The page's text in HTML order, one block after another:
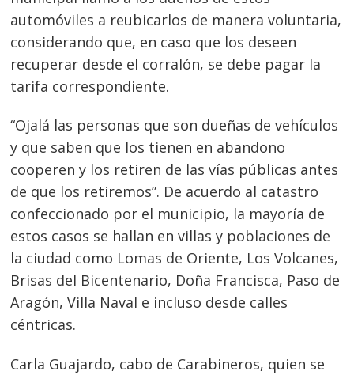
automóviles a reubicarlos de manera voluntaria,
considerando que, en caso que los deseen
recuperar desde el corralón, se debe pagar la
tarifa correspondiente.
“Ojalá las personas que son dueñas de vehículos
y que saben que los tienen en abandono
cooperen y los retiren de las vías públicas antes
de que los retiremos”. De acuerdo al catastro
confeccionado por el municipio, la mayoría de
estos casos se hallan en villas y poblaciones de
la ciudad como Lomas de Oriente, Los Volcanes,
Brisas del Bicentenario, Doña Francisca, Paso de
Aragón, Villa Naval e incluso desde calles
céntricas.
Carla Guajardo, cabo de Carabineros, quien se
Navegación
de
entradas